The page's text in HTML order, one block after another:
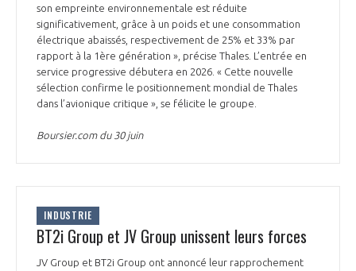
STARTAIR
COMMISSIONS ET COMITÉS
UN ÉCOSYSTÈME INTÉGRÉ ET COHÉRENT
POURQUOI DEVENIR MEMBRE ?
LA MÉDIATION DANS LA FILIÈRE AÉRONAUTIQUE ET SPATIALE
LE MÉDIATEUR DE LA FILIÈRE AÉRONAUTIQUE ET SPATIALE
CLIENTS ET FOURNISSEURS
PRENDRE CONTACT AVEC LE MÉDIATEUR DE LA FILIÈRE
LE SALON DU BOURGET
L'OBSERVATOIRE
CHIFFRES CLÉS
LES ENJEUX
COMPÉTITIVITÉ
LES PUBLICATIONS
son empreinte environnementale est réduite
significativement, grâce à un poids et une consommation
électrique abaissés, respectivement de 25% et 33% par
rapport à la 1ère génération », précise Thales. L’entrée en
service progressive débutera en 2026. « Cette nouvelle
sélection confirme le positionnement mondial de Thales
dans l’avionique critique », se félicite le groupe.
Boursier.com du 30 juin
INDUSTRIE
BT2i Group et JV Group unissent leurs forces
JV Group et BT2i Group ont annoncé leur rapprochement
Découvrez les avantages d'adhérer au GIFAS.
Rencontres, salons, données sectorielles,
programmes ...
DEMANDE D’ADHÉSION